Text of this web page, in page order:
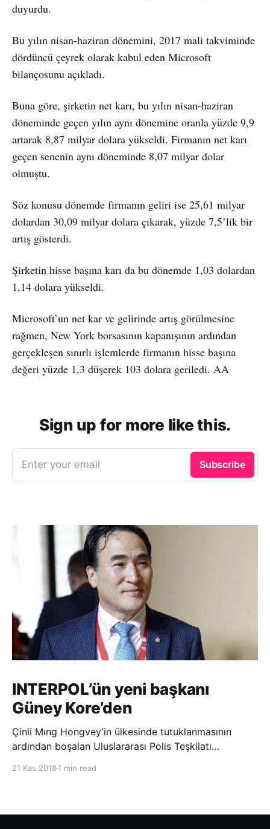
duyurdu.
Bu yılın nisan-haziran dönemini, 2017 mali takviminde
dördüncü çeyrek olarak kabul eden Microsoft
bilançosunu açıkladı.
Buna göre, şirketin net karı, bu yılın nisan-haziran
döneminde geçen yılın aynı dönemine oranla yüzde 9,9
artarak 8,87 milyar dolara yükseldi. Firmanın net karı
geçen senenin aynı döneminde 8,07 milyar dolar
olmuştu.
Söz konusu dönemde firmanın geliri ise 25,61 milyar
dolardan 30,09 milyar dolara çıkarak, yüzde 7,5’lik bir
artış gösterdi.
Şirketin hisse başına karı da bu dönemde 1,03 dolardan
1,14 dolara yükseldi.
Microsoft’un net kar ve gelirinde artış görülmesine
rağmen, New York borsasının kapanışının ardından
gerçekleşen sınırlı işlemlerde firmanın hisse başına
değeri yüzde 1,3 düşerek 103 dolara geriledi. AA
Sign up for more like this.
Enter your email Subscribe
INTERPOL’ün yeni başkanı
Güney Kore’den
Çinli Mıng Hongvey’in ülkesinde tutuklanmasının
ardından boşalan Uluslararası Polis Teşkilatı
21 Kas 2018 1 min read